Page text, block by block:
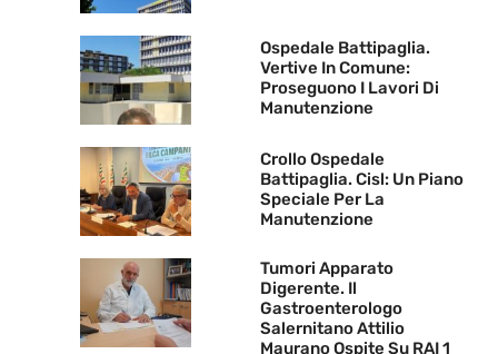
Ospedale Battipaglia.
Vertive In Comune:
Proseguono I Lavori Di
Manutenzione
Crollo Ospedale
Battipaglia. Cisl: Un Piano
Speciale Per La
Manutenzione
Tumori Apparato
Digerente. Il
Gastroenterologo
Salernitano Attilio
Maurano Ospite Su RAI 1